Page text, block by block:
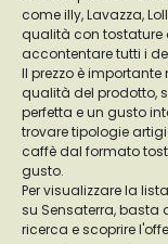
come illy, Lavazza,
qualità con tostature
accontentare tutti i
Il prezzo è
qualità del prodotto,
perfetta e un gusto
trovare tipologie
caffè dal formato
gusto.
Per visualizzare la
su Sensaterra,
ricerca e scoprire